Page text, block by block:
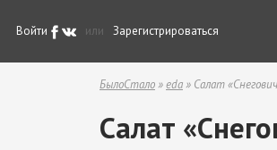
Войти или Зарегистрироваться
БылоСтало »eda » Салат
Салат